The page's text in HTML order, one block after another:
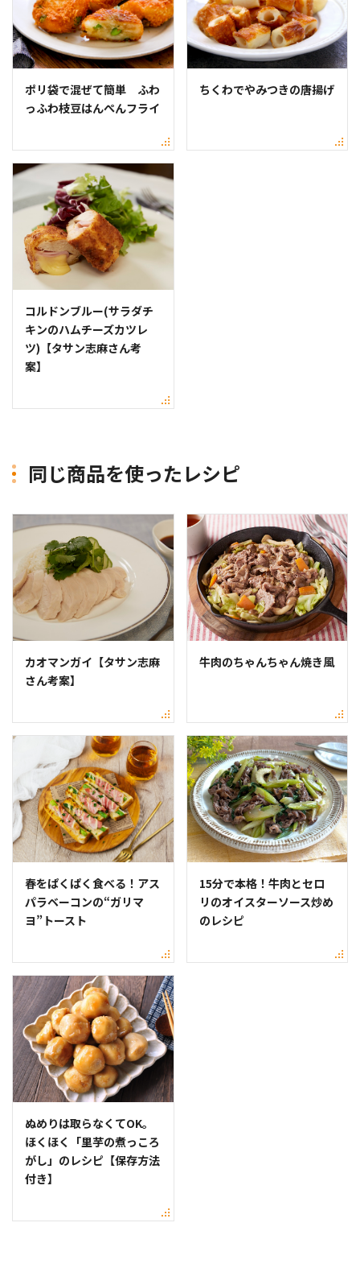
ポリ袋で混ぜて簡単 ふわ
っふわ枝豆はんぺんフライ
ちくわでやみつきの唐揚げ
コルドンブルー(サラダチ
キンのハムチーズカツレ
ツ)【タサン志麻さん考
案】
同じ商品を使ったレシピ
カオマンガイ【タサン志麻
さん考案】
牛肉のちゃんちゃん焼き風
春をぱくぱく食べる！アス
パラベーコンの“ガリマ
ヨ”トースト
15分で本格！牛肉とセロ
リのオイスターソース炒め
のレシピ
ぬめりは取らなくてOK。
ほくほく「里芋の煮っころ
がし」のレシピ【保存方法
付き】